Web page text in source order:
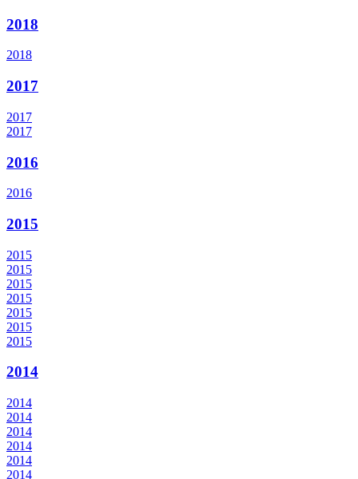
2018
2018
2017
2017
2017
2016
2016
2015
2015
2015
2015
2015
2015
2015
2015
2014
2014
2014
2014
2014
2014
2014